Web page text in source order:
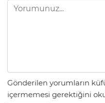
Gönderilen yorumların
içermemesi gerektiğini